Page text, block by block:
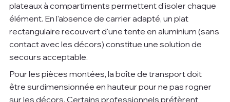
plateaux à compartiments permettent d'isoler chaque
élément. En l'absence de carrier adapté, un plat
rectangulaire recouvert d'une tente en aluminium (sans
contact avec les décors) constitue une solution de
secours acceptable.
Pour les pièces montées, la boîte de transport doit
être surdimensionnée en hauteur pour ne pas rogner
sur les décors. Certains professionnels préfèrent